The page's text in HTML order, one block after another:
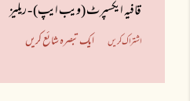
قافیہ ایکسپرٹ (ویب ایپ) - ریلیز
اشتراک کریں ایک تبصرہ شائع کریں